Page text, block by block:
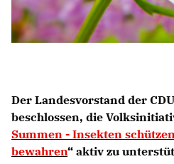
Der Landesvorstand der
beschlossen, die
Summen - Insekten
bewahren“ aktiv zu